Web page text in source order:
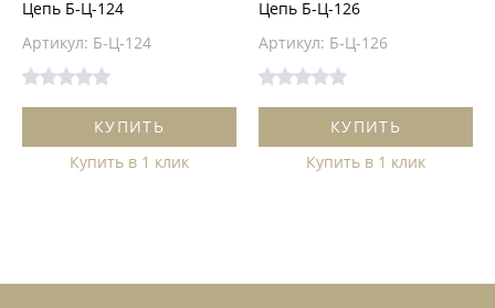
Цепь Б-Ц-124
Артикул: Б-Ц-124
КУПИТЬ
Купить в 1 клик
Цепь Б-Ц-126
Артикул: Б-Ц-126
КУПИТЬ
Купить в 1 клик